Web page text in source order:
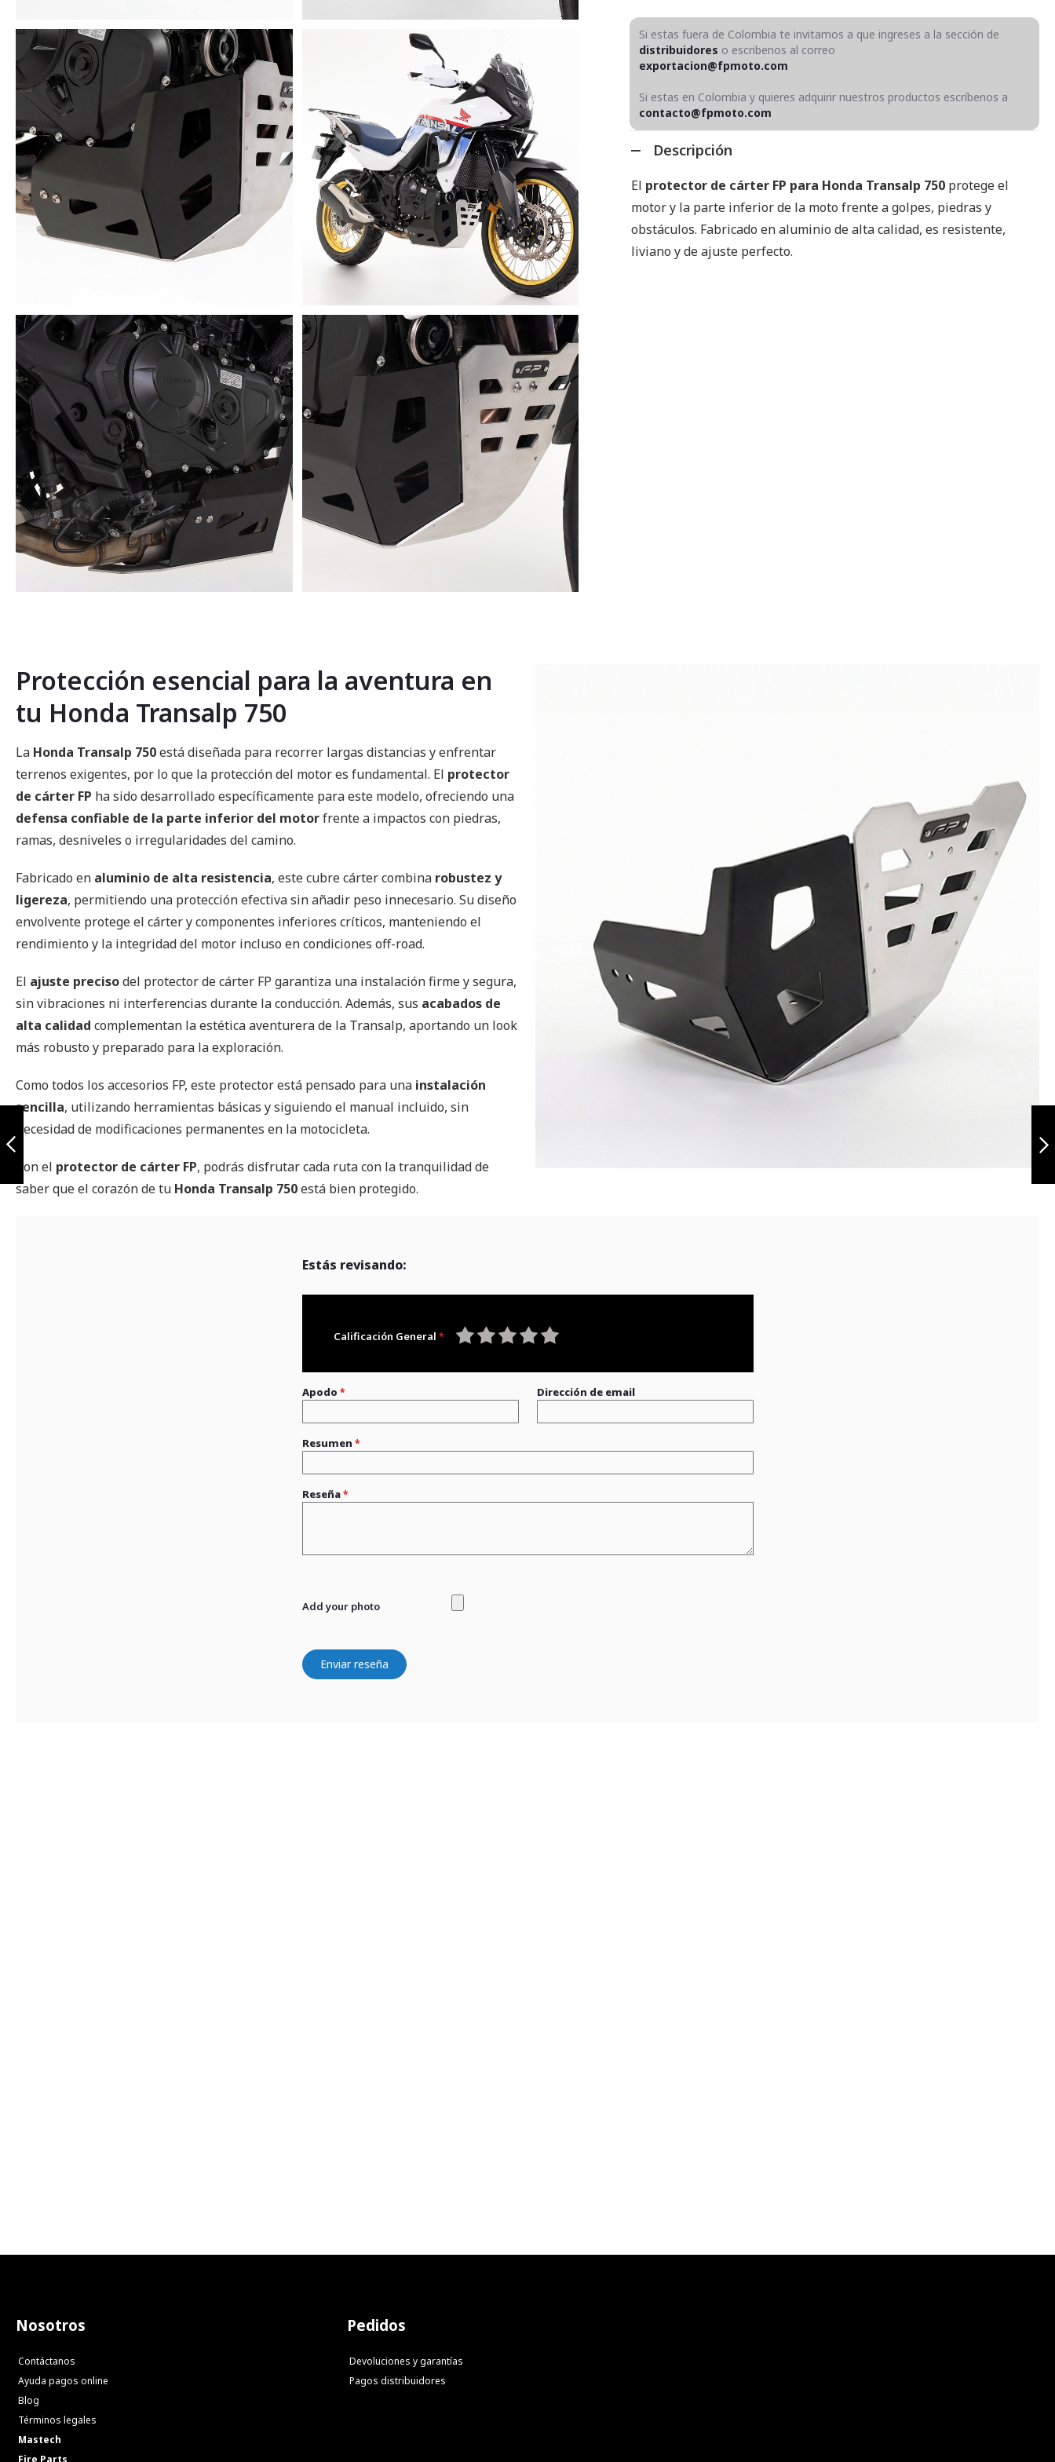
la
galería
de
imágenes
Si estas fuera de Colombia te invitamos a que ingreses a la sección de
distribuidores o escribenos al correo
exportacion@fpmoto.com
Si estas en Colombia y quieres adquirir nuestros productos escríbenos a
contacto@fpmoto.com
Descripción
El protector de cárter FP para Honda Transalp 750 protege el
motor y la parte inferior de la moto frente a golpes, piedras y
obstáculos. Fabricado en aluminio de alta calidad, es resistente,
liviano y de ajuste perfecto.
Defensa Honda
XL750 Transalp
Anterior
Protección esencial para la aventura en
tu Honda Transalp 750
La Honda Transalp 750está diseñada para recorrer largas distancias y enfrentar
terrenos exigentes, por lo que la protección del motor es fundamental. El protector
de cárter FP ha sido desarrollado específicamente para este modelo, ofreciendo una
defensa confiable de la parte inferior del motorfrente a impactos con piedras,
ramas, desniveles o irregularidades del camino.
Fabricado en aluminio de alta resistencia, este cubre cárter combina robustez y
ligereza, permitiendo una protección efectiva sin añadir peso innecesario. Su diseño
envolvente protege el cárter y componentes inferiores críticos, manteniendo el
rendimiento y la integridad del motor incluso en condiciones off-road.
El ajuste precisodel protector de cárter FP garantiza una instalación firme y segura,
sin vibraciones ni interferencias durante la conducción. Además, sus acabados de
alta calidad complementan la estética aventurera de la Transalp, aportando un look
más robusto y preparado para la exploración.
Como todos los accesorios FP, este protector está pensado para una instalación
sencilla, utilizando herramientas básicas y siguiendo el manual incluido, sin
necesidad de modificaciones permanentes en la motocicleta.
Con el protector de cárter FP, podrás disfrutar cada ruta con la tranquilidad de
saber que el corazón de tu Honda Transalp 750está bien protegido.
Estás revisando:
Calificación General
Apodo Dirección de email
Resumen
Reseña
Add your photo
Enviar reseña
Nosotros
Contáctanos
Ayuda pagos online
Blog
Términos legales
Mastech
Pedidos
Devoluciones y garantías
Pagos distribuidores